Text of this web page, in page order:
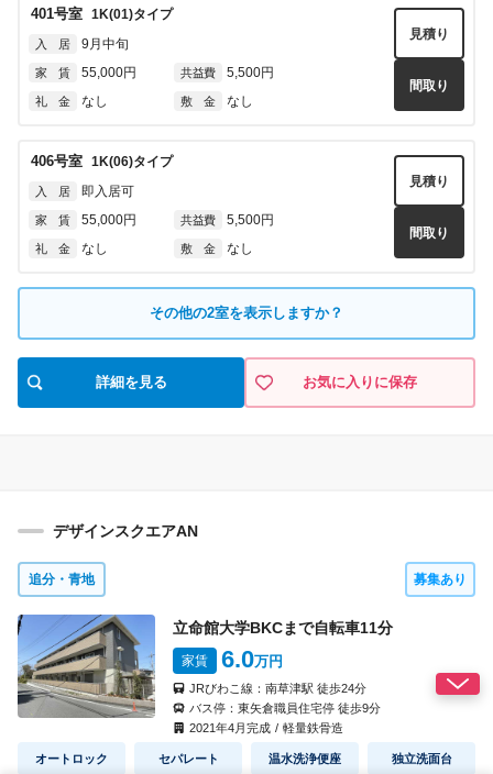
401号室 1K(01)タイプ
入 居 9月中旬
家 賃 55,000円 共益費 5,500円
礼 金 なし 敷 金 なし
見積り
間取り
406号室 1K(06)タイプ
入 居 即入居可
家 賃 55,000円 共益費 5,500円
礼 金 なし 敷 金 なし
見積り
間取り
タイプ
入 居 即入居可
間取り
礼 金 なし
その他の2室を表示しますか？
詳細を見る お気に入りに保存
デザインスクエアAN
追分・青地 募集あり
立命館大学BKCまで自転車11分
家賃 6.0万円
JRびわこ線： 南草津駅 徒歩24分
バス停： 東矢倉職員住宅停徒歩9分
2021年4月完成 / 軽量鉄骨造
オートロック セパレート 温水洗浄便座 独立洗面台